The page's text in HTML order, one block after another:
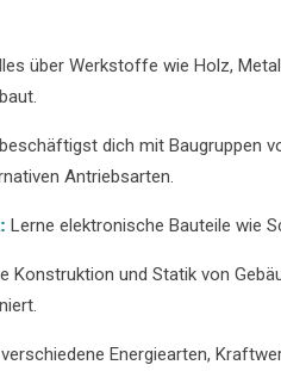
über Werkstoffe wie Holz,
dich mit Baugruppen
Antriebsarten.
Lerne elektronische Bauteile wie
Konstruktion und Statik von
Energiearten,